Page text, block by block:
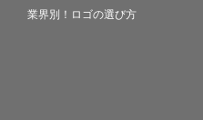
業界別！ロゴの選び方